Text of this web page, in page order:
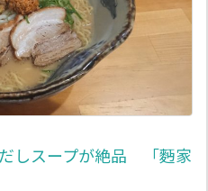
しスープが絶品 「麪家